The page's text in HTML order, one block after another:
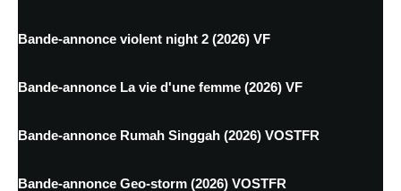
Bande-annonce violent night 2 (2026) VF
Bande-annonce La vie d'une femme (2026) VF
Bande-annonce Rumah Singgah (2026) VOSTFR
Bande-annonce Geo-storm (2026) VOSTFR